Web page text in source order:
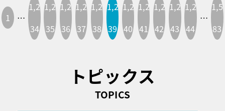
1 …
1,2
34
1,2
35
1,2
36
1,2
37
1,2
38
1,2
39
1,2
40
1,2
41
1,2
42
1,2
43
1,2
44
…
1,5
83
トピックス
TOPICS